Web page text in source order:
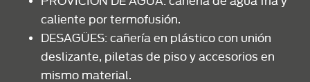
caliente por termofusión.
DESAGÜES: cañería en plástico con unión
deslizante, piletas de piso y accesorios en
mismo material.